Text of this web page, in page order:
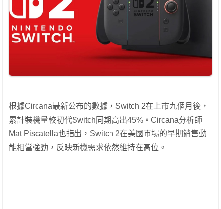
根據Circana最新公布的數據，Switch 2在上市九個月後，
累計裝機量較初代Switch同期高出45%。Circana分析師
Mat Piscatella也指出，Switch 2在美國市場的早期銷售動
能相當強勁，反映新機需求依然維持在高位。